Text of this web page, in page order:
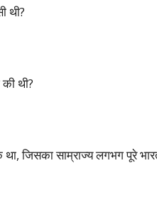
थी?
थी?
था, जिसका साम्राज्य लगभग पूरे